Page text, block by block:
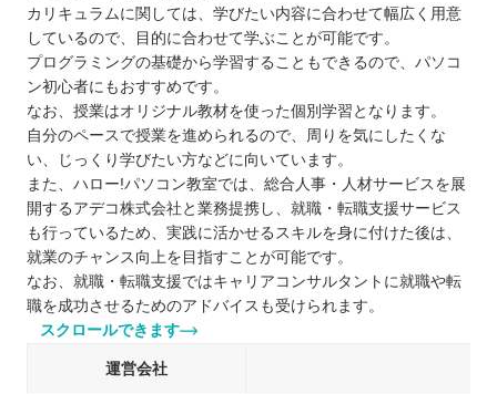
カリキュラムに関しては、学びたい内容に合わせて幅広く用意
しているので、目的に合わせて学ぶことが可能です。
プログラミングの基礎から学習することもできるので、パソコ
ン初心者にもおすすめです。
なお、授業はオリジナル教材を使った個別学習となります。
自分のペースで授業を進められるので、周りを気にしたくな
い、じっくり学びたい方などに向いています。
また、ハロー!パソコン教室では、総合人事・人材サービスを展
開するアデコ株式会社と業務提携し、就職・転職支援サービス
も行っているため、実践に活かせるスキルを身に付けた後は、
就業のチャンス向上を目指すことが可能です。
なお、就職・転職支援ではキャリアコンサルタントに就職や転
職を成功させるためのアドバイスも受けられます。
スクロールできます
運営会社